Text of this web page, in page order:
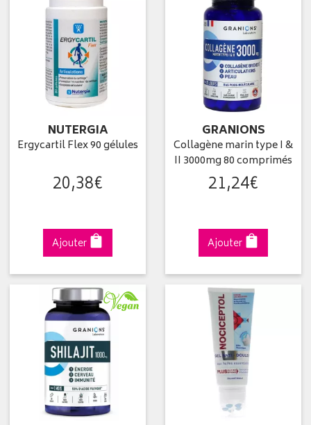
NUTERGIA
Ergycartil Flex 90 gélules
20,38€
Ajouter
GRANIONS
Collagène marin type I &
II 3000mg 80 comprimés
21,24€
Ajouter